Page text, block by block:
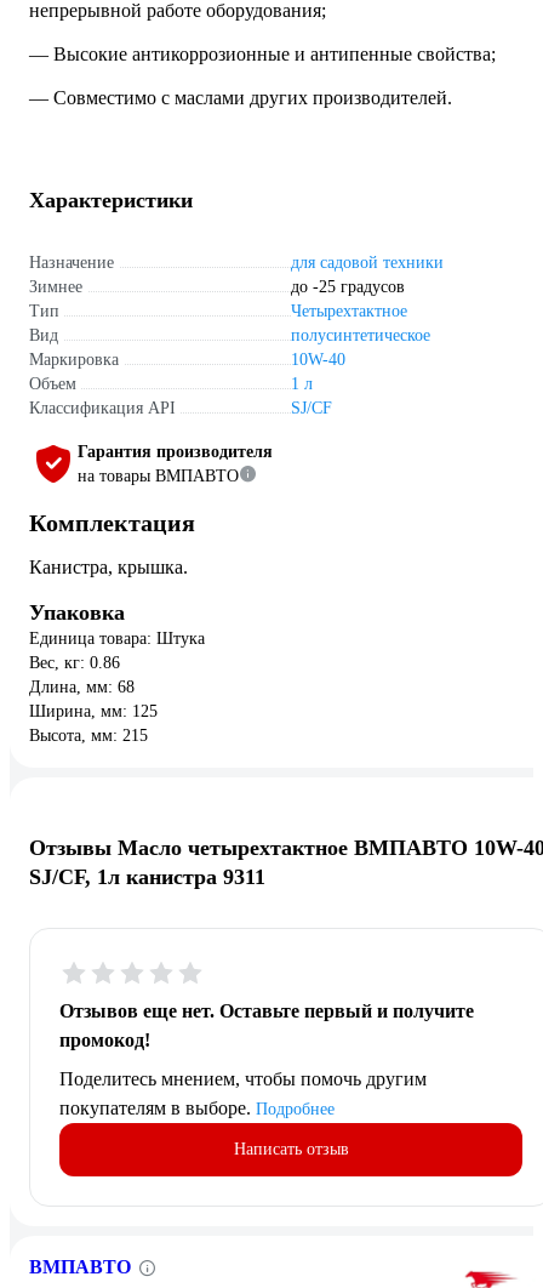
непрерывной работе оборудования;
— Высокие антикоррозионные и антипенные свойства;
— Совместимо с маслами других производителей.
Характеристики
Назначение
для садовой техники
Зимнее
до -25 градусов
Тип
Четырехтактное
Вид
полусинтетическое
Маркировка
10W-40
Объем
1 л
Классификация API
SJ/CF
Гарантия производителя
на товары ВМПАВТО
Комплектация
Канистра, крышка.
Упаковка
Единица товара: Штука
Вес, кг: 0.86
Длина, мм: 68
Ширина, мм: 125
Высота, мм: 215
Отзывы Масло четырехтактное ВМПАВТО 10W-
SJ/CF, 1л канистра 9311
Отзывов еще нет. Оставьте первый и получите
промокод!
Поделитесь мнением, чтобы помочь другим
покупателям в выборе. Подробнее
Написать отзыв
ВМПАВТО